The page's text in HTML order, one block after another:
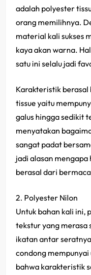
adalah polyester
orang memilihnya.
material kali sukses
kaya akan warna.
satu ini selalu jadi
Karakteristik
tissue yaitu
galus hingga sedikit
menyatakan
sangat padat
jadi alasan
berasal dari
2. Polyester Nilon
Untuk bahan kali ini,
tekstur yang merasa
ikatan antar
condong
bahwa karakteristik